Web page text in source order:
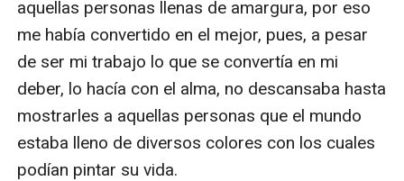
aquellas personas llenas de amargura, por eso
me había convertido en el mejor, pues, a pesar
de ser mi trabajo lo que se convertía en mi
deber, lo hacía con el alma, no descansaba hasta
mostrarles a aquellas personas que el mundo
estaba lleno de diversos colores con los cuales
podían pintar su vida.